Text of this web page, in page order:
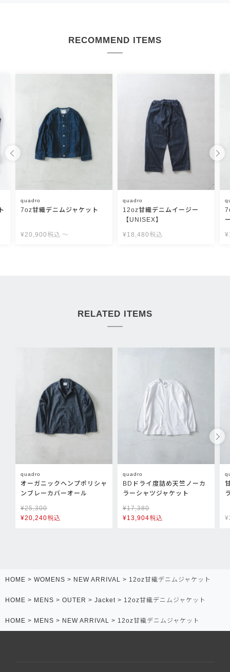
RECOMMEND ITEMS
quadro
7oz甘織デニムジャケット
¥20,900 税込 〜
quadro
12oz甘織デニムイージー
【UNISEX】
¥18,480 税込 ¥
RELATED ITEMS
quadro
オーガニックヘンプポリシャ
ンブレーカバーオール
¥25,300
¥20,240税込
quadro
BDドライ度詰め天竺ノーカ
ラーシャツジャケット
¥17,380
¥13,904税込 ¥
HOME WOMENS NEW ARRIVAL 12oz甘織デニムジャケット
HOME MENS OUTER Jacket 12oz甘織デニムジャケット
HOME MENS NEW ARRIVAL 12oz甘織デニムジャケット